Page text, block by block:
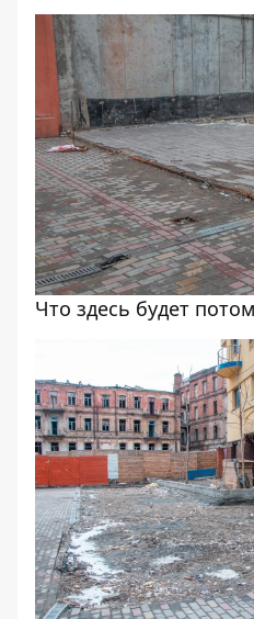
Что здесь будет